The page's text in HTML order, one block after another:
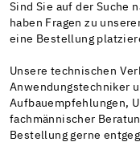
Sind Sie auf der Suche
haben Fragen zu
eine Bestellung
Unsere technischen
Anwendungstechniker
Aufbauempfehlungen,
fachmännischer
Bestellung gerne